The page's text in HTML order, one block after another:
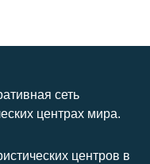
сеть
центрах мира.
центров в